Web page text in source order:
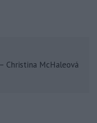
Christina McHaleová